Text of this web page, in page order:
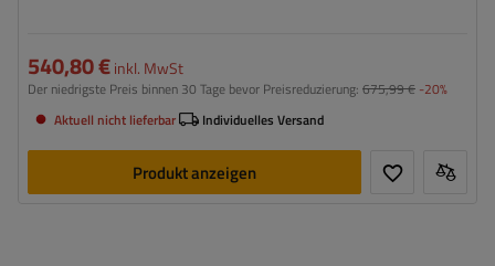
540,80 €inkl. MwSt
Der niedrigste Preis binnen 30 Tage bevor Preisreduzierung: 675,99 € -20%
Aktuell nicht lieferbar
Individuelles Versand
Produkt anzeigen